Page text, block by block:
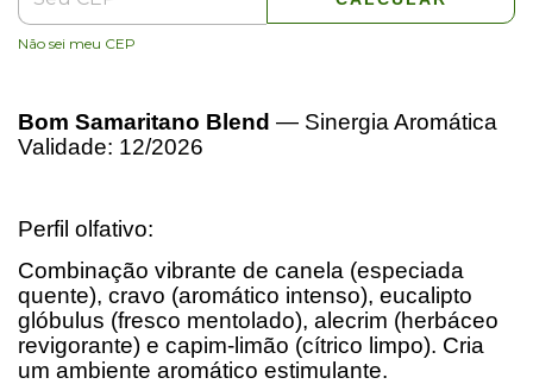
Não sei meu CEP
Bom Samaritano Blend — Sinergia Aromática
Validade: 12/2026
Perfil olfativo:
Combinação vibrante de canela (especiada
quente), cravo (aromático intenso), eucalipto
glóbulus (fresco mentolado), alecrim (herbáceo
revigorante) e capim-limão (cítrico limpo). Cria
um ambiente aromático estimulante.